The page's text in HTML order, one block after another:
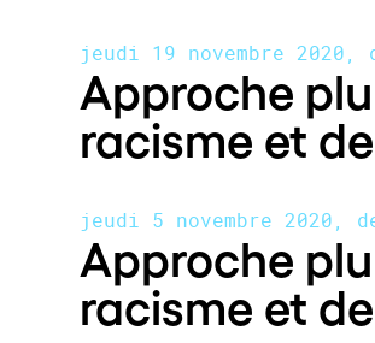
jeudi 19 novembre 2020,
Approche
racisme et
jeudi 5 novembre 2020,
Approche
racisme et